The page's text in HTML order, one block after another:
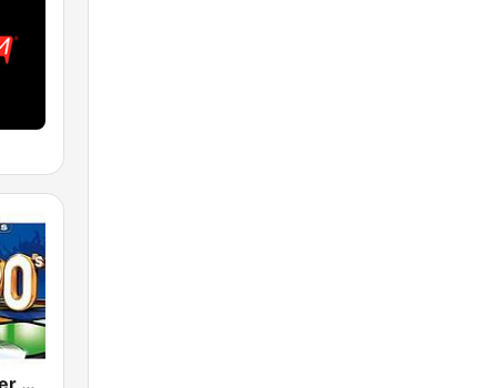
80s 90s Super Pop Hits